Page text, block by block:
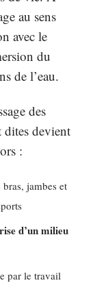
au sens
avec le
du
de l’eau.
des
dites devient
:
jambes et
d’un milieu
par le travail